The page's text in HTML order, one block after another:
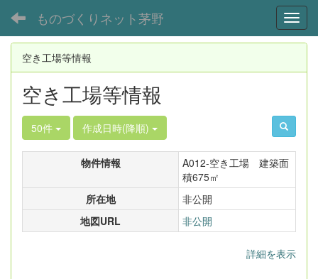
ものづくりネット茅野
空き工場等情報
空き工場等情報
50件 作成日時(降順)
物件情報
A012-空き工場 建築面
積675㎡
所在地
非公開
地図URL
非公開
詳細を表示